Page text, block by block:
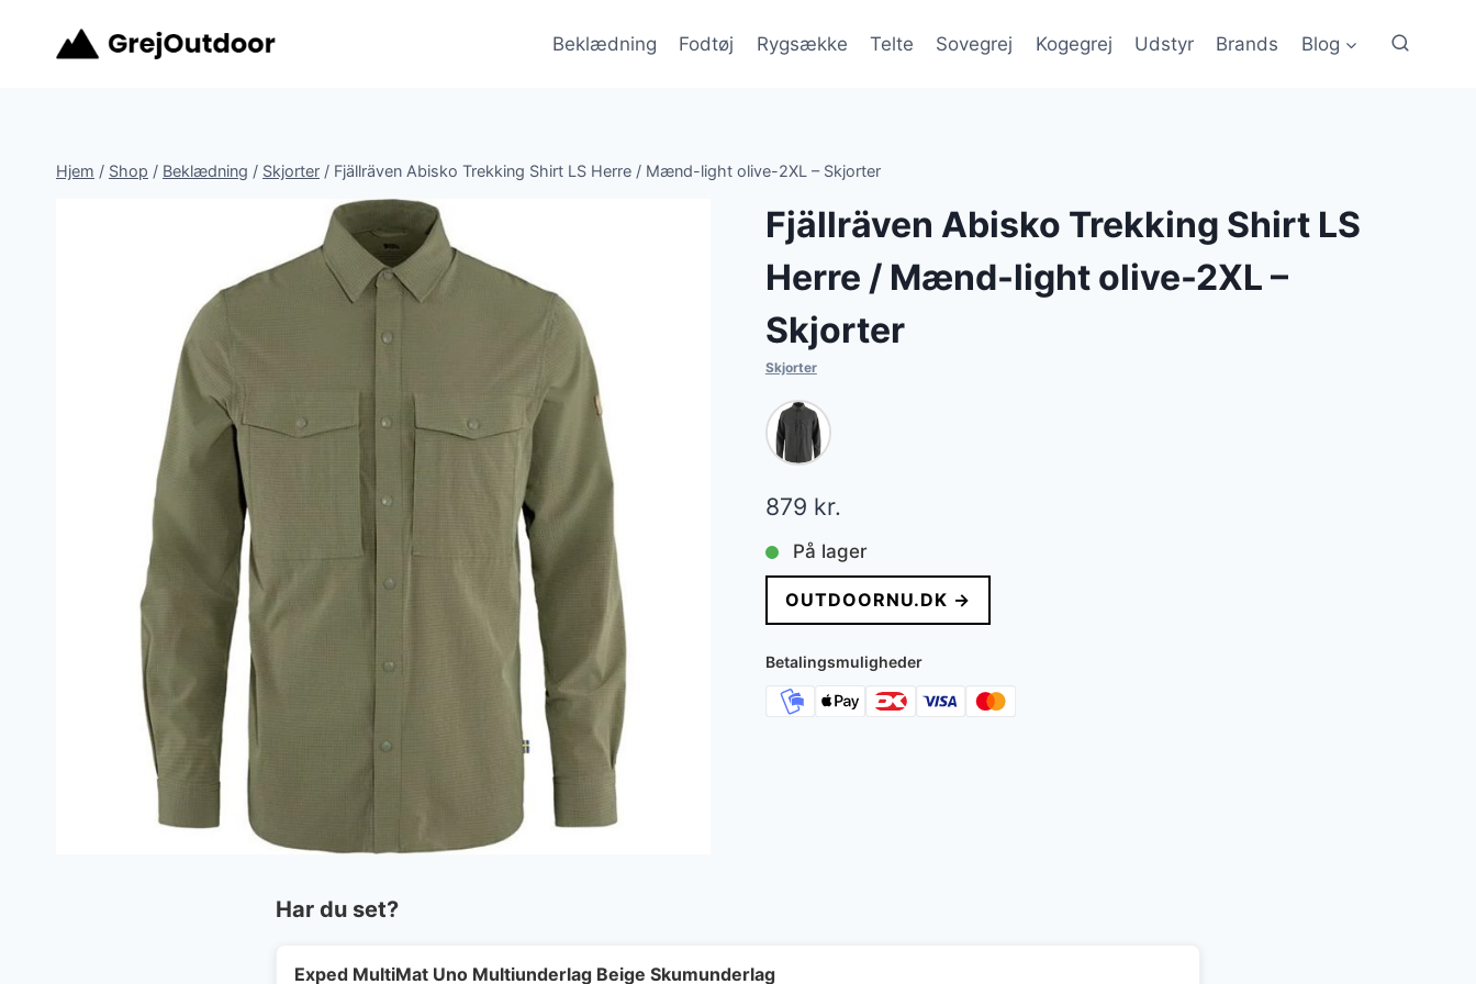
Beklædning Fodtøj Rygsække Telte Sovegrej Kogegrej Udstyr Brands Blog
Hjem / Shop / Beklædning / Skjorter / Fjällräven Abisko Trekking Shirt LS Herre / Mænd-light olive-2XL – Skjorter
Fjällräven Abisko Trekking Shirt LS
Herre / Mænd-light olive-2XL –
Skjorter
Skjorter
879 kr.
På lager
OUTDOORNU.DK →
Betalingsmuligheder
Har du set?
Exped MultiMat Uno Multiunderlag Beige Skumunderlag